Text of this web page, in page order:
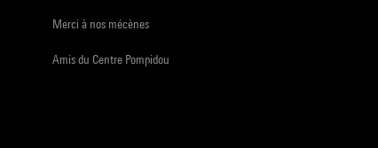
Merci à nos mécènes
Amis du Centre Pompidou